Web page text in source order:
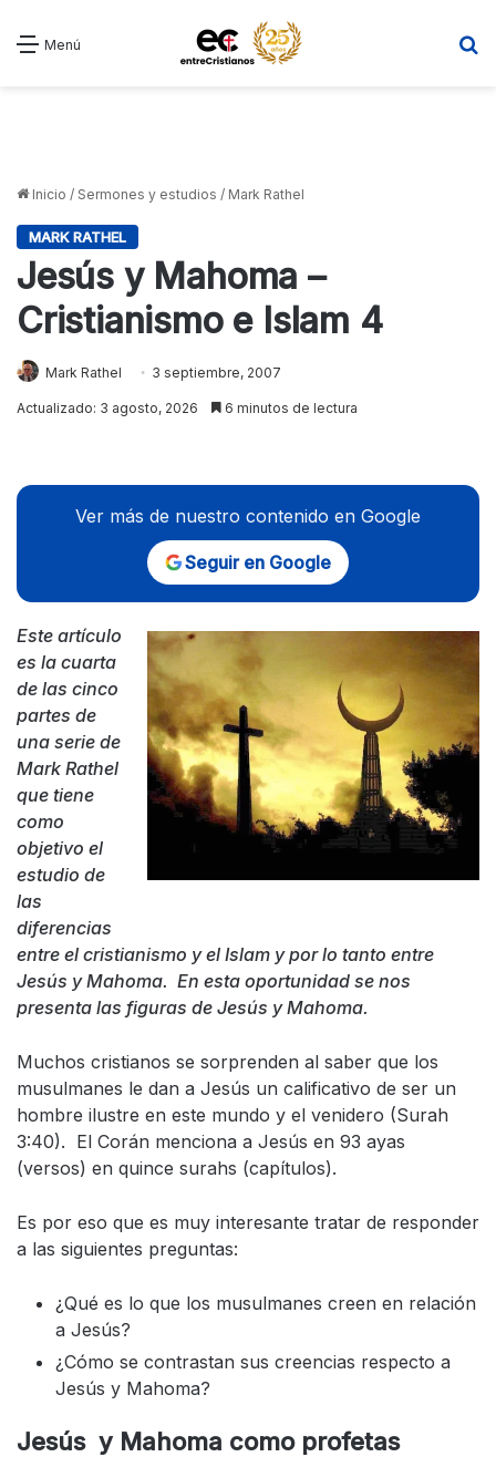
Menú
Inicio / Sermones y estudios / Mark Rathel
MARK RATHEL
Jesús y Mahoma –
Cristianismo e Islam 4
Mark Rathel 3 septiembre, 2007
Actualizado: 3 agosto, 2026 6 minutos de lectura
Ver más de nuestro contenido en Google
Seguir en Google
Este artículo
es la cuarta
de las cinco
partes de
una serie de
Mark Rathel
que tiene
como
objetivo el
estudio de
las
diferencias
entre el cristianismo y el Islam y por lo tanto entre
Jesús y Mahoma. En esta oportunidad se nos
presenta las figuras de Jesús y Mahoma.
Muchos cristianos se sorprenden al saber que los
musulmanes le dan a Jesús un calificativo de ser un
hombre ilustre en este mundo y el venidero (Surah
3:40). El Corán menciona a Jesús en 93 ayas
(versos) en quince surahs (capítulos).
Es por eso que es muy interesante tratar de responder
a las siguientes preguntas:
¿Qué es lo que los musulmanes creen en relación
a Jesús?
¿Cómo se contrastan sus creencias respecto a
Jesús y Mahoma?
Jesús y Mahoma como profetas